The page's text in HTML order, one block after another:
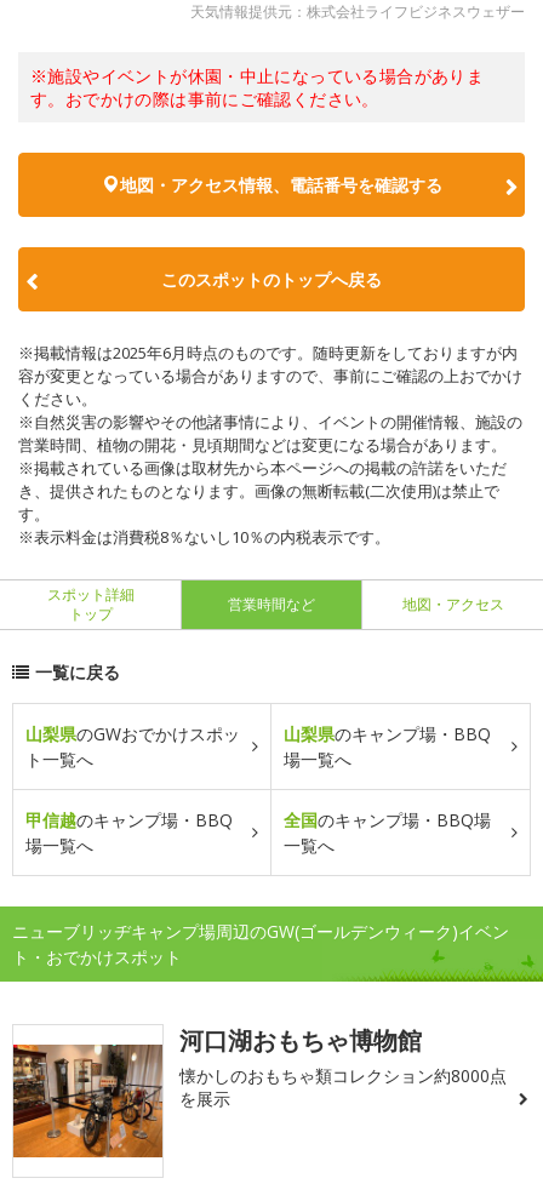
天気情報提供元：株式会社ライフビジネスウェザー
※施設やイベントが休園・中止になっている場合がありま
す。おでかけの際は事前にご確認ください。
地図・アクセス情報、電話番号を確認する
このスポットのトップへ戻る
※掲載情報は2025年6月時点のものです。随時更新をしておりますが内
容が変更となっている場合がありますので、事前にご確認の上おでかけ
ください。
※自然災害の影響やその他諸事情により、イベントの開催情報、施設の
営業時間、植物の開花・見頃期間などは変更になる場合があります。
※掲載されている画像は取材先から本ページへの掲載の許諾をいただ
き、提供されたものとなります。画像の無断転載(二次使用)は禁止で
す。
※表示料金は消費税8％ないし10％の内税表示です。
スポット詳細
トップ
営業時間など 地図・アクセス
一覧に戻る
山梨県のGWおでかけスポッ
ト一覧へ
山梨県のキャンプ場・BBQ
場一覧へ
甲信越のキャンプ場・BBQ
場一覧へ
全国のキャンプ場・BBQ場
一覧へ
ニューブリッヂキャンプ場周辺のGW(ゴールデンウィーク)イベン
ト・おでかけスポット
河口湖おもちゃ博物館
懐かしのおもちゃ類コレクション約8000点
を展示